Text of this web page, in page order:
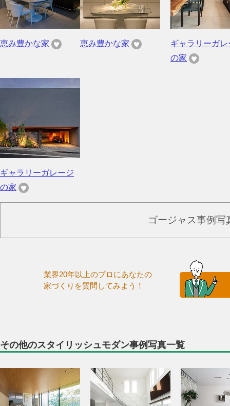
恵み豊かな家 恵み豊かな家
ギャラリーガレ
の家
ギャラリーガレージ
の家
ゴージャス事例写
業界20年以上のプロにあなたの
家づくりを質問してみよう！
その他のスタイリッシュモダン事例写真一覧